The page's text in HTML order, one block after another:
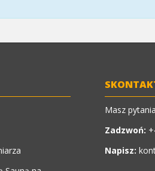
Masz
Zadzwoń:
Napisz: